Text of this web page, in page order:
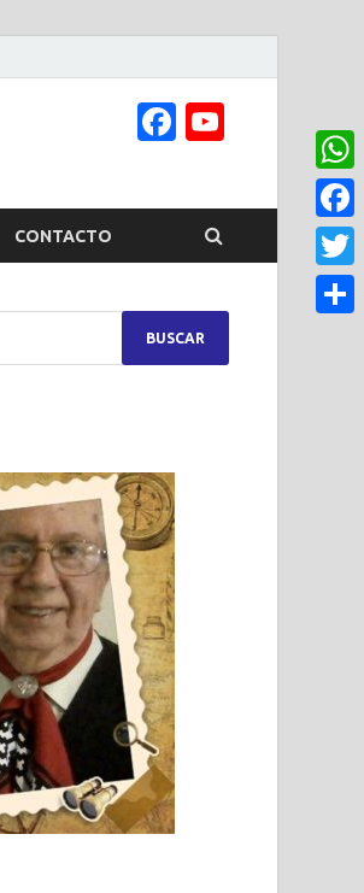
Facebook
Channel
CONTACTO